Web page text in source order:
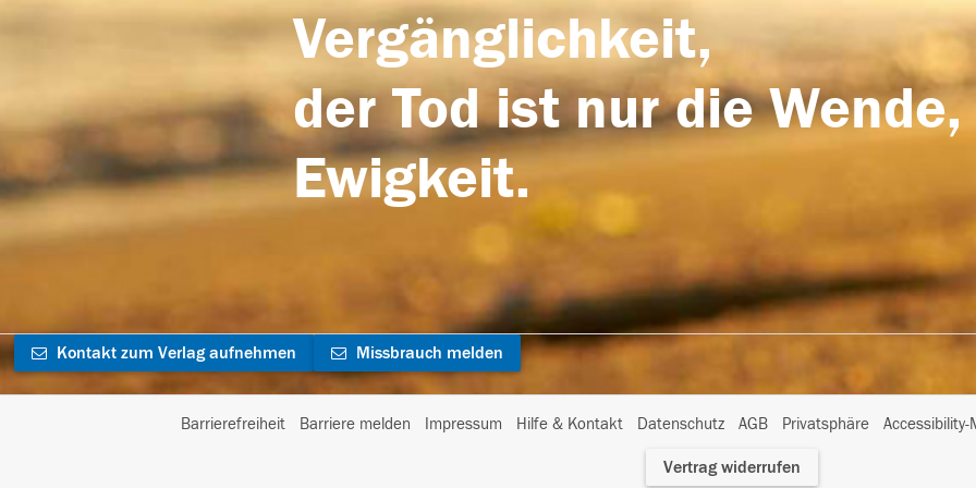
Vergänglichkeit,
der Tod ist nur die
Ewigkeit.
Kontakt zum Verlag aufnehmen Missbrauch melden
Barrierefreiheit Barriere melden Impressum Hilfe & Kontakt Datenschutz AGB Privatsphäre
I
Vertrag widerrufen